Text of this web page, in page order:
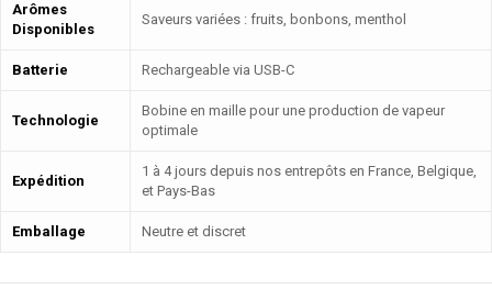
Arômes
Disponibles
Saveurs variées : fruits, bonbons, menthol
Batterie Rechargeable via USB-C
Technologie
Bobine en maille pour une production de vapeur
optimale
Expédition
1 à 4 jours depuis nos entrepôts en France, Belgique,
et Pays-Bas
Emballage Neutre et discret